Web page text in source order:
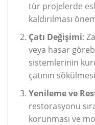
tür projelerde
kaldırılması
Çatı Değişimi:
veya hasar
sistemlerinin
çatının
Yenileme ve
restorasyonu
korunması ve